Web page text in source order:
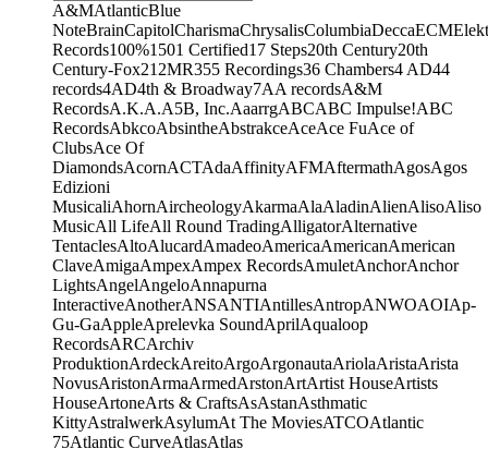
A&MAtlanticBlue
NoteBrainCapitolCharismaChrysalisColumbiaDeccaECM
Records100%1501 Certified17 Steps20th Century20th
Century-Fox21 2MR355 Recordings36 Chambers4 AD44
records4AD4th & Broadway7AA recordsA&M
RecordsA.K.A.A5B, Inc.AaarrgABCABC Impulse!ABC
RecordsAbkcoAbsintheAbstrakceAceAce FuAce of
ClubsAce Of
DiamondsAcornACTAdaAffinityAFMAftermathAgosAgos
Edizioni
MusicaliAhornAircheologyAkarmaAlaAladinAlienAlisoAliso
MusicAll LifeAll Round TradingAlligatorAlternative
TentaclesAltoAlucardAmadeoAmericaAmericanAmerican
ClaveAmigaAmpexAmpex RecordsAmuletAnchorAnchor
LightsAngelAngeloAnnapurna
InteractiveAnotherANSANTIAntillesAntropANWOAOIAp-
Gu-GaAppleAprelevka SoundAprilAqualoop
RecordsARCArchiv
ProduktionArdeckAreitoArgoArgonautaAriolaAristaArista
NovusAristonArmaArmedArstonArtArtist HouseArtists
HouseArtoneArts & CraftsAsAstanAsthmatic
KittyAstralwerkAsylumAt The MoviesATCOAtlantic
75Atlantic CurveAtlasAtlas